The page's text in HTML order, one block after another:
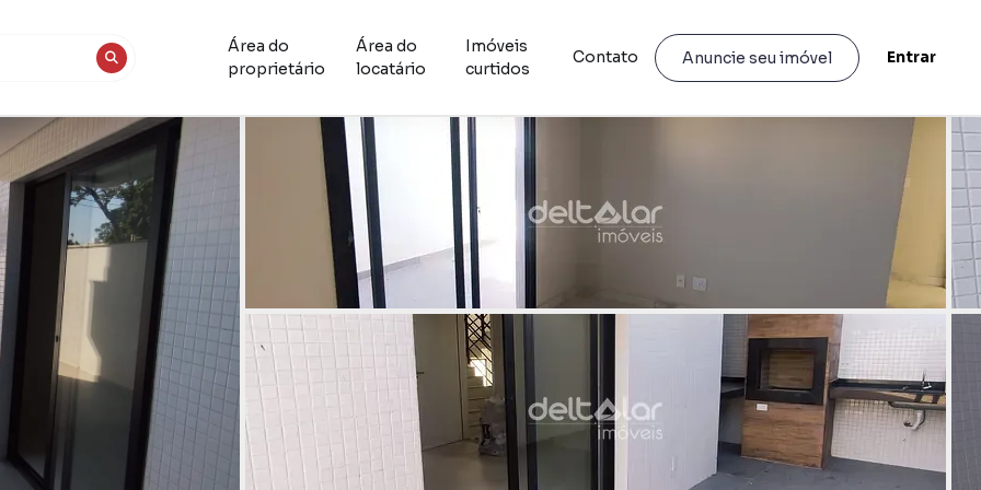
Área do
proprietário
Área do
locatário
Imóveis
curtidos
Contato Anuncie seu imóvel Entrar